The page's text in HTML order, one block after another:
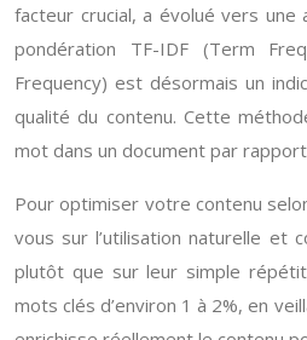
facteur crucial, a évolué vers une
pondération TF-IDF (Term
Frequency) est désormais un
qualité du contenu. Cette
mot dans un document par
Pour optimiser votre contenu
vous sur l’utilisation naturelle et
plutôt que sur leur simple
mots clés d’environ 1 à 2%, en